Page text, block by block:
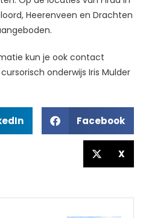
Heerenveen en Drachten
kun je ook contact
onderwijs Iris Mulder
Facebook
X